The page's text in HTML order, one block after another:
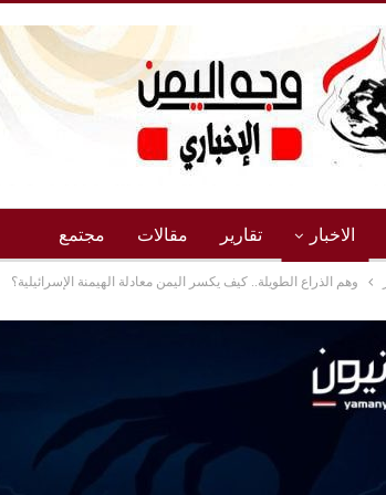
الاخبار تقارير مقالات مجتمع
وهم الذراع الطويلة.. كيف يكسر اليمن معادلة الهيمنة الإسرائيلية؟